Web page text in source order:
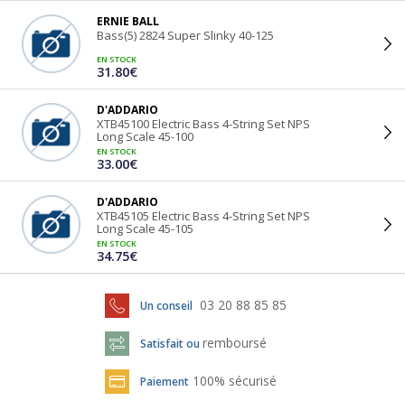
ERNIE BALL
Bass(5) 2824 Super Slinky 40-125
EN STOCK
31.80€
D'ADDARIO
XTB45100 Electric Bass 4-String Set NPS
Long Scale 45-100
EN STOCK
33.00€
D'ADDARIO
XTB45105 Electric Bass 4-String Set NPS
Long Scale 45-105
EN STOCK
34.75€
Un conseil 03 20 88 85 85
Satisfait ou remboursé
Paiement 100% sécurisé